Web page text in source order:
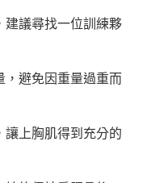
議尋找一位訓練夥
避免因重量過重而
上胸肌得到充分的